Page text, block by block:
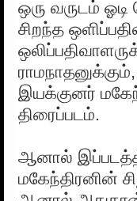
ஒரு வருடம்
சிறந்த
இயக்குனர்
திரைப்படம்.
ஆனால்
மகேந்திரனின்